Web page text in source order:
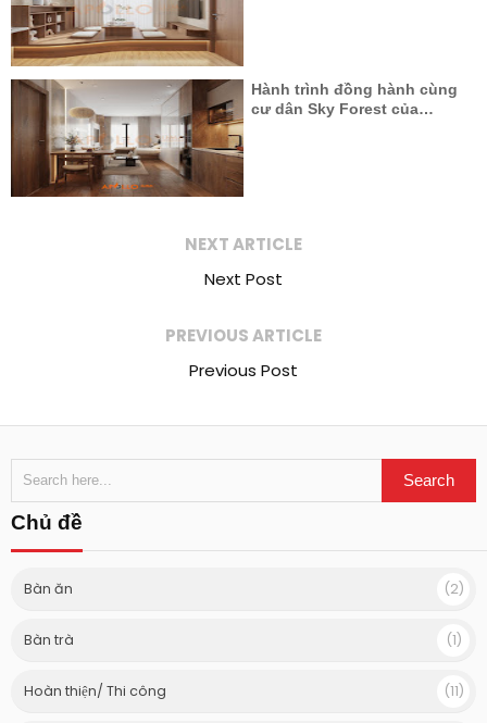
Hành trình đồng hành cùng
cư dân Sky Forest của
NEXT ARTICLE
Next Post
PREVIOUS ARTICLE
Previous Post
Chủ đề
Bàn ăn (2)
Bàn trà (1)
Hoàn thiện/ Thi công (11)